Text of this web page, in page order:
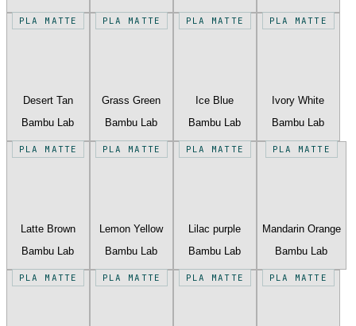
PLA MATTE
Desert Tan
Bambu Lab
PLA MATTE
Grass Green
Bambu Lab
PLA MATTE
Ice Blue
Bambu Lab
PLA MATTE
Ivory White
Bambu Lab
PLA MATTE
Latte Brown
Bambu Lab
PLA MATTE
Lemon Yellow
Bambu Lab
PLA MATTE
Lilac purple
Bambu Lab
PLA MATTE
Mandarin Orange
Bambu Lab
PLA MATTE PLA MATTE PLA MATTE PLA MATTE